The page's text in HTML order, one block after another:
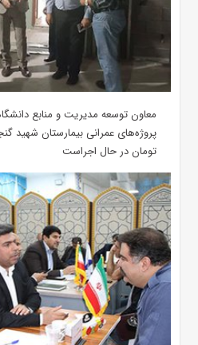
معاون توسعه مدیریت و منابع
تومان در حال اجراست